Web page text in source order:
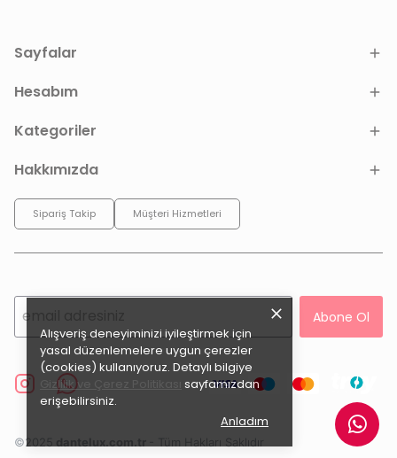
Alışveriş deneyiminizi iyileştirmek için
yasal düzenlemelere uygun çerezler
(cookies) kullanıyoruz. Detaylı bilgiye
Gizlilik ve Çerez Politikası
sayfamızdan
erişebilirsiniz.
Anladım
Sayfalar
Hesabım
Kategoriler
Hakkımızda
Sipariş Takip Müşteri Hizmetleri
Abone Ol
©2025 dantelux.com.tr - Tüm Hakları Saklıdır